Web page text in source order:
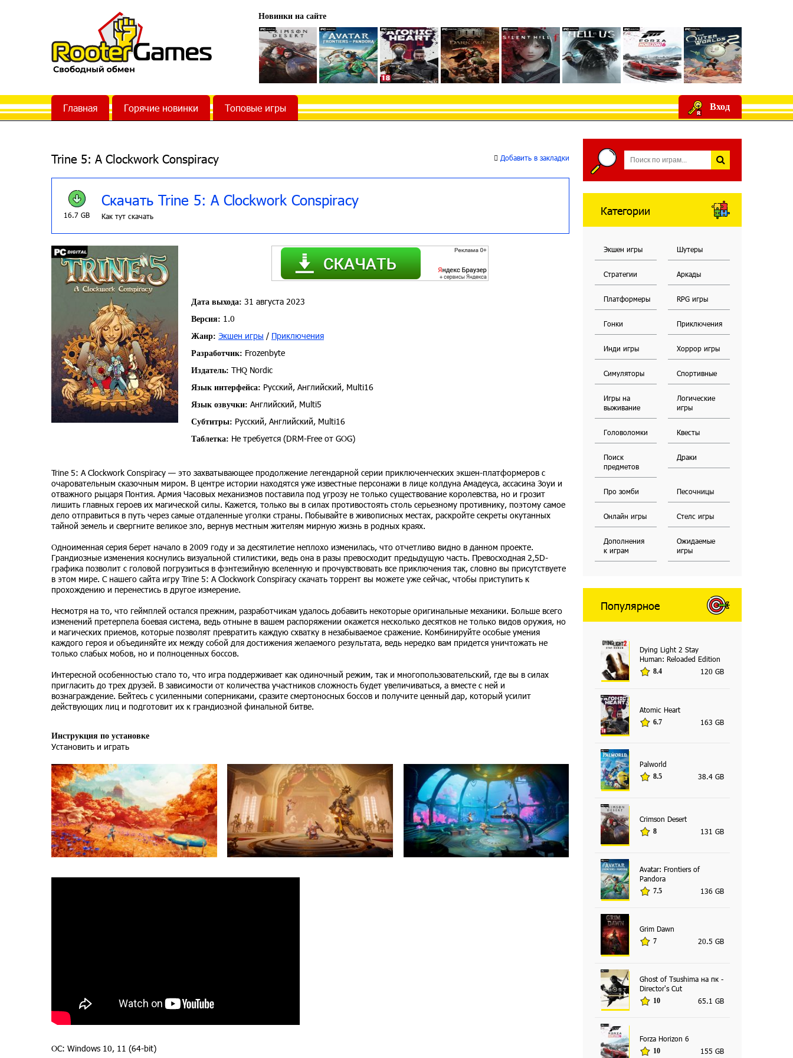
Новинки на сайте
Главная Горячие новинки Топовые игры Вход
Trine 5: A Clockwork Conspiracy Добавить в закладки
16.7 GB
Скачать Trine 5: A Clockwork Conspiracy
Как тут скачать
Дата выхода: 31 августа 2023
Версия: 1.0
Жанр: Экшен игры / Приключения
Разработчик: Frozenbyte
Издатель: THQ Nordic
Язык интерфейса: Русский, Английский, Multi16
Язык озвучки: Английский, Multi5
Субтитры: Русский, Английский, Multi16
Таблетка: Не требуется (DRM-Free от GOG)
Trine 5: A Clockwork Conspiracy — это захватывающее продолжение легендарной серии приключенческих экшен-платформеров с
очаровательным сказочным миром. В центре истории находятся уже известные персонажи в лице колдуна Амадеуса, ассасина Зоуи и
отважного рыцаря Понтия. Армия Часовых механизмов поставила под угрозу не только существование королевства, но и грозит
лишить главных героев их магической силы. Кажется, только вы в силах противостоять столь серьезному противнику, поэтому самое
дело отправиться в путь через самые отдаленные уголки страны. Побывайте в живописных местах, раскройте секреты окутанных
тайной земель и свергните великое зло, вернув местным жителям мирную жизнь в родных краях.
Одноименная серия берет начало в 2009 году и за десятилетие неплохо изменилась, что отчетливо видно в данном проекте.
Грандиозные изменения коснулись визуальной стилистики, ведь она в разы превосходит предыдущую часть. Превосходная 2,5D-
графика позволит с головой погрузиться в фэнтезийную вселенную и прочувствовать все приключения так, словно вы присутствуете
в этом мире. С нашего сайта игру Trine 5: A Clockwork Conspiracy скачать торрент вы можете уже сейчас, чтобы приступить к
прохождению и перенестись в другое измерение.
Несмотря на то, что геймплей остался прежним, разработчикам удалось добавить некоторые оригинальные механики. Больше всего
изменений претерпела боевая система, ведь отныне в вашем распоряжении окажется несколько десятков не только видов оружия, но
и магических приемов, которые позволят превратить каждую схватку в незабываемое сражение. Комбинируйте особые умения
каждого героя и объединяйте их между собой для достижения желаемого результата, ведь нередко вам придется уничтожать не
только слабых мобов, но и полноценных боссов.
Интересной особенностью стало то, что игра поддерживает как одиночный режим, так и многопользовательский, где вы в силах
пригласить до трех друзей. В зависимости от количества участников сложность будет увеличиваться, а вместе с ней и
вознаграждение. Бейтесь с усиленными соперниками, сразите смертоносных боссов и получите ценный дар, который усилит
действующих лиц и подготовит их к грандиозной финальной битве.
Инструкция по установке
Установить и играть
ОС: Windows 10, 11 (64-bit)
Категории
Экшен игры Шутеры
Стратегии Аркады
Платформеры RPG игры
Гонки Приключения
Инди игры Хоррор игры
Симуляторы Спортивные
Игры на
выживание
Логические
игры
Головоломки Квесты
Поиск
предметов
Драки
Про зомби Песочницы
Онлайн игры Стелс игры
Дополнения
к играм
Ожидаемые
игры
Популярное
Dying Light 2 Stay
Human: Reloaded Edition
8.4 120 GB
Atomic Heart
6.7 163 GB
Palworld
8.5 38.4 GB
Crimson Desert
8 131 GB
Avatar: Frontiers of
Pandora
7.5 136 GB
Grim Dawn
7 20.5 GB
Ghost of Tsushima на пк -
Director's Cut
10 65.1 GB
Forza Horizon 6
10 155 GB